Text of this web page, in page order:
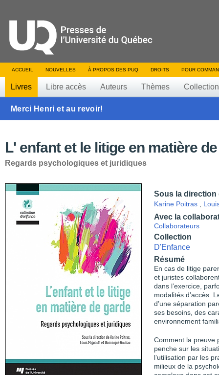
ACCUEIL NOUVELLES À PROPOS DES PUQ DROITS POUR
Livres Libre accès Auteurs Thèmes
Merci Henri et au revoir!
L' enfant et le litige en matière
Regards psychologiques et juridiques
Sous la direction
Karine Poitras
Avec la
Collaborateurs
Collection
D'Enfance
Résumé
En cas de litige
et juristes
dans l’exercice,
modalités d’accès.
d’une séparation
ses besoins, des
environnement
Comment la preuve
penche sur les
l’utilisation par les
milieux de la